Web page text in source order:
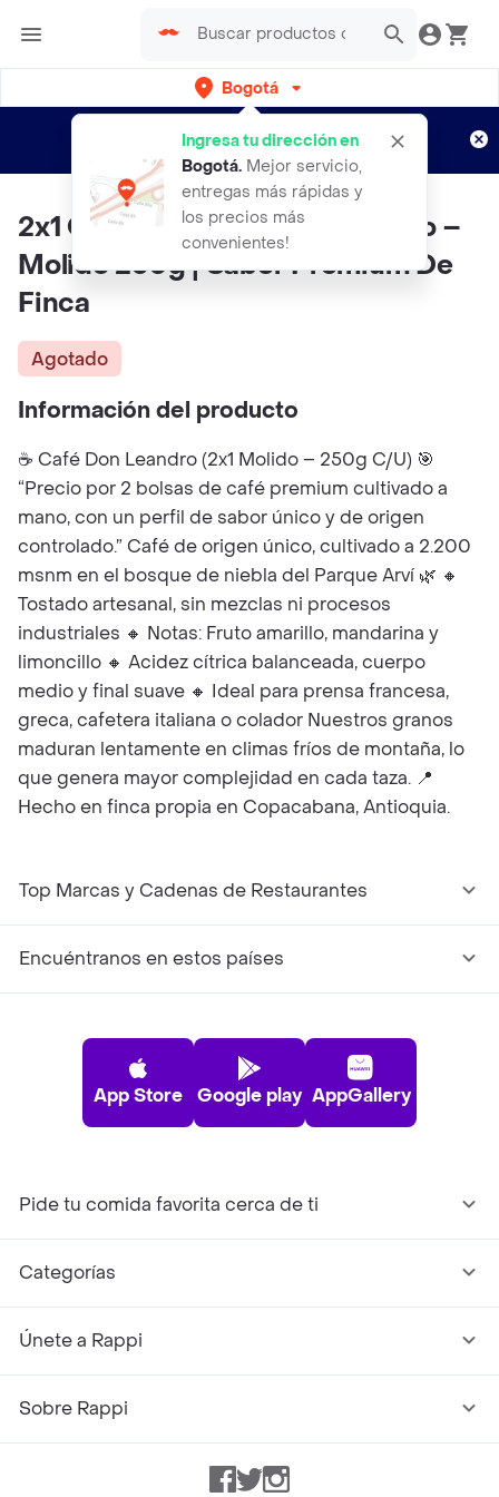
Bogotá
Ingresa tu dirección en
Bogotá. Mejor servicio,
entregas más rápidas y
los precios más
convenientes!
envíos gratis por semanas
Aplican TyC
2x1 Café Artesanal Don Leandro –
Molido 250g | Sabor Premium De
Finca
Agotado
Información del producto
☕ Café Don Leandro (2x1 Molido – 250g C/U) 🎯
“Precio por 2 bolsas de café premium cultivado a
mano, con un perfil de sabor único y de origen
controlado.” Café de origen único, cultivado a 2.200
msnm en el bosque de niebla del Parque Arví 🌿 🔸
Tostado artesanal, sin mezclas ni procesos
industriales 🔸 Notas: Fruto amarillo, mandarina y
limoncillo 🔸 Acidez cítrica balanceada, cuerpo
medio y final suave 🔸 Ideal para prensa francesa,
greca, cafetera italiana o colador Nuestros granos
maduran lentamente en climas fríos de montaña, lo
que genera mayor complejidad en cada taza. 📍
Hecho en finca propia en Copacabana, Antioquia.
Top Marcas y Cadenas de Restaurantes
Encuéntranos en estos países
App Store Google play AppGallery
Pide tu comida favorita cerca de ti
Categorías
Únete a Rappi
Sobre Rappi
Facebook
TwitterInstagram